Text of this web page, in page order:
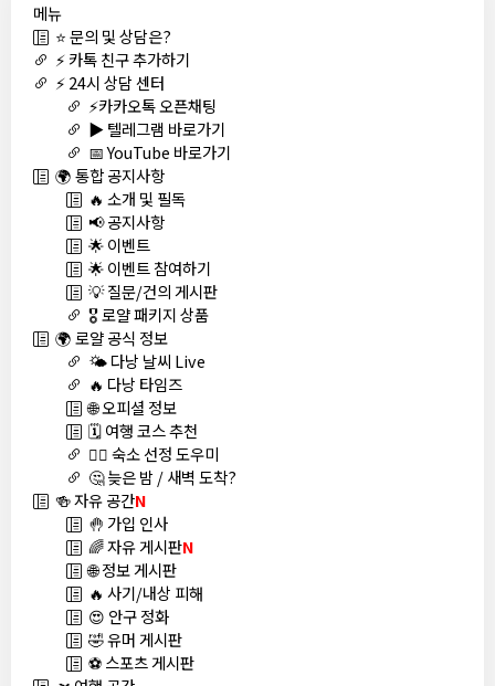
메뉴
⭐ 문의 및 상담은?
⚡ 카톡 친구 추가하기
⚡ 24시 상담 센터
⚡카카오톡 오픈채팅
▶️ 텔레그램 바로가기
📅 YouTube 바로가기
🌍 통합 공지사항
🔥 소개 및 필독
📢 공지사항
🌟 이벤트
🌟 이벤트 참여하기
💡 질문/건의 게시판
🎖️ 로얄 패키지 상품
🌍 로얄 공식 정보
🌤️ 다낭 날씨 Live
🔥 다낭 타임즈
🌐 오피셜 정보
🗓️ 여행 코스 추천
🏊‍♀️ 숙소 선정 도우미
🤔 늦은 밤 / 새벽 도착?
🍻 자유 공간N
🤚 가입 인사
🌈 자유 게시판N
🌐 정보 게시판
🔥 사기/내상 피해
😍 안구 정화
🤣 유머 게시판
⚽ 스포츠 게시판